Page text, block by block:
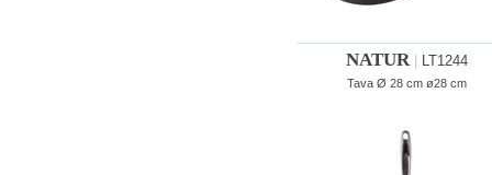
NATUR| LT1244
Tava Ø 28 cm ø28 cm